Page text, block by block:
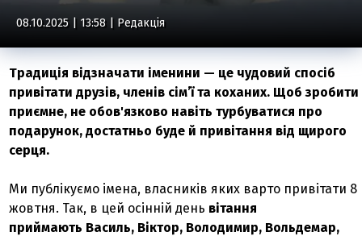
08.10.2025 | 13:58 | Редакція
Традиція відзначати іменини — це чудовий спосіб
привітати друзів, членів сім’ї та коханих. Щоб зробити
приємне, не обов'язково навіть турбуватися про
подарунок, достатньо буде й привітання від щирого
серця.
Ми публікуємо імена, власників яких варто привітати 8
жовтня. Так, в цей осінній день вітання
приймають Василь, Віктор, Володимир, Вольдемар,